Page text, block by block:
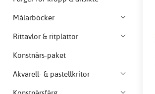
Målarböcker
Rittavlor & ritplattor
Konstnärs-paket
Akvarell- & pastellkritor